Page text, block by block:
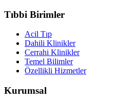
Tıbbi Birimler
Acil Tıp
Dahili Klinikler
Cerrahi Klinikler
Temel Bilimler
Özellikli Hizmetler
Kurumsal